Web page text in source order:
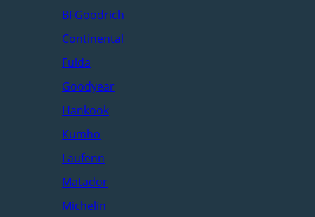
BFGoodrich
Continental
Fulda
Goodyear
Hankook
Kumho
Laufenn
Matador
Michelin